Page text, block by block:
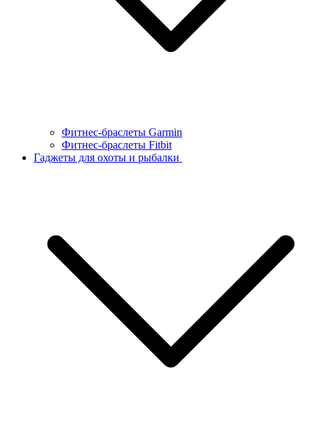
Фитнес-браслеты Garmin
Фитнес-браслеты Fitbit
Гаджеты для охоты и рыбалки